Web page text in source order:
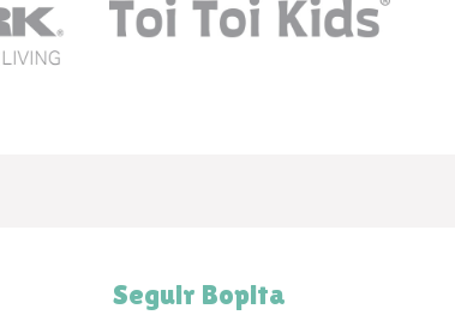
Seguir Bopita